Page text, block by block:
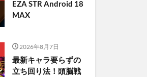
EZA STR Android 18
MAX
2026年8月7日
最新キャラ要らずの
立ち回り法！頭脳戦